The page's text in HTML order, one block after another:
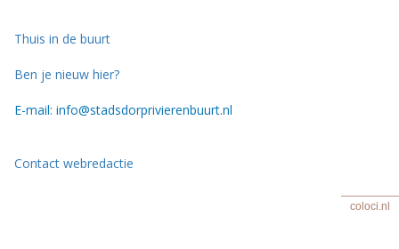
Thuis in de buurt
Ben je nieuw hier?
E-mail: info@stadsdorprivierenbuurt.nl
Contact webredactie
coloci.nl